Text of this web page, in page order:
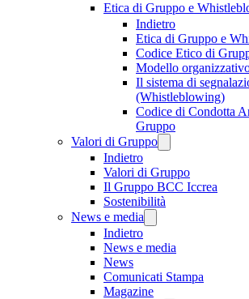
Etica di Gruppo e
Indietro
Etica di Gruppo e
Codice Etico di
Modello
Il sistema di
(Whistleblowing)
Codice di Condotta
Gruppo
Valori di Gruppo
Indietro
Valori di Gruppo
Il Gruppo BCC Iccrea
Sostenibilità
News e media
Indietro
News e media
News
Comunicati Stampa
Magazine